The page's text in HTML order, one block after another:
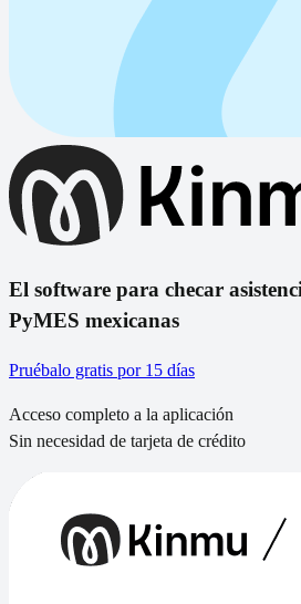
El software para checar
PyMES mexicanas
Pruébalo gratis por 15 días
Acceso completo a la aplicación
Sin necesidad de tarjeta de crédito